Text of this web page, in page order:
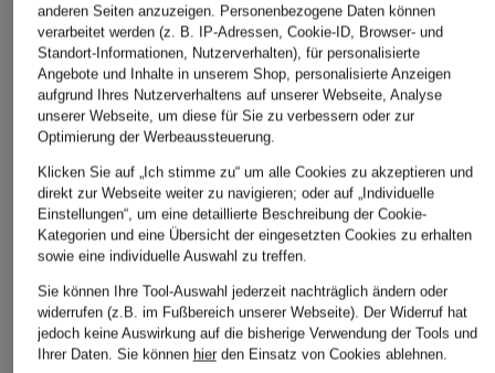
BOSS
Sweatjacke ZIXI
CHF 179
On
Sweatjacke FOCUS
TECH ZIP HOODIE
CHF 190
EA7 EMPORIO
ARMANI
Hoddie
Ursprünglich:CHF 209
anderen Seiten anzuzeigen. Personenbezogene Daten können
verarbeitet werden (z. B. IP-Adressen, Cookie-ID, Browser- und
Standort-Informationen, Nutzerverhalten), für personalisierte
Angebote und Inhalte in unserem Shop, personalisierte Anzeigen
aufgrund Ihres Nutzerverhaltens auf unserer Webseite, Analyse
unserer Webseite, um diese für Sie zu verbessern oder zur
Optimierung der Werbeaussteuerung.
Klicken Sie auf „Ich stimme zu“ um alle Cookies zu akzeptieren und
direkt zur Webseite weiter zu navigieren; oder auf „Individuelle
Einstellungen“, um eine detaillierte Beschreibung der Cookie-
Kategorien und eine Übersicht der eingesetzten Cookies zu erhalten
sowie eine individuelle Auswahl zu treffen.
Sie können Ihre Tool-Auswahl jederzeit nachträglich ändern oder
widerrufen (z.B. im Fußbereich unserer Webseite). Der Widerruf hat
jedoch keine Auswirkung auf die bisherige Verwendung der Tools und
Ihrer Daten. Sie können hierden Einsatz von Cookies ablehnen.